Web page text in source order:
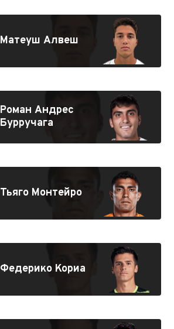
Матеуш Алвеш
Роман Андрес
Бурручага
Тьяго Монтейро
Федерико Кориа